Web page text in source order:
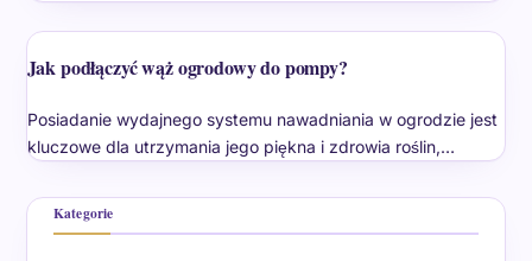
Jak podłączyć wąż ogrodowy do pompy?
Posiadanie wydajnego systemu nawadniania w ogrodzie jest
kluczowe dla utrzymania jego piękna i zdrowia roślin,…
Kategorie